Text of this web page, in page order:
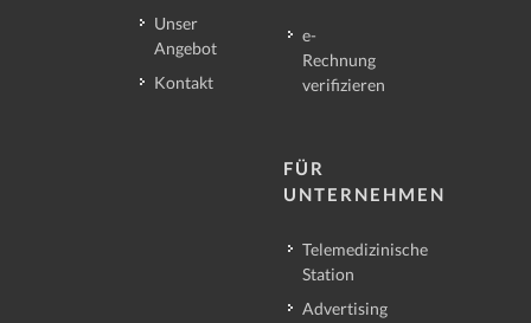
Unser
Angebot
Kontakt
e-
Rechnung
verifizieren
FÜR
UNTERNEHMEN
Telemedizinische
Station
Advertising